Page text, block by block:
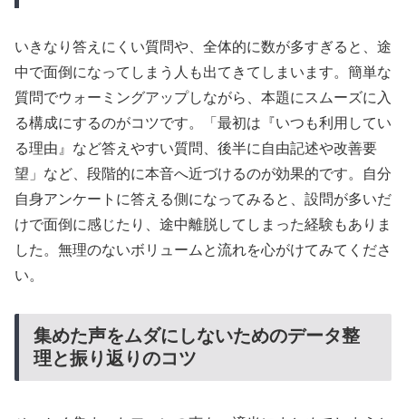
いきなり答えにくい質問や、全体的に数が多すぎると、途
中で面倒になってしまう人も出てきてしまいます。簡単な
質問でウォーミングアップしながら、本題にスムーズに入
る構成にするのがコツです。「最初は『いつも利用してい
る理由』など答えやすい質問、後半に自由記述や改善要
望」など、段階的に本音へ近づけるのが効果的です。自分
自身アンケートに答える側になってみると、設問が多いだ
けで面倒に感じたり、途中離脱してしまった経験もありま
した。無理のないボリュームと流れを心がけてみてくださ
い。
集めた声をムダにしないためのデータ整
理と振り返りのコツ